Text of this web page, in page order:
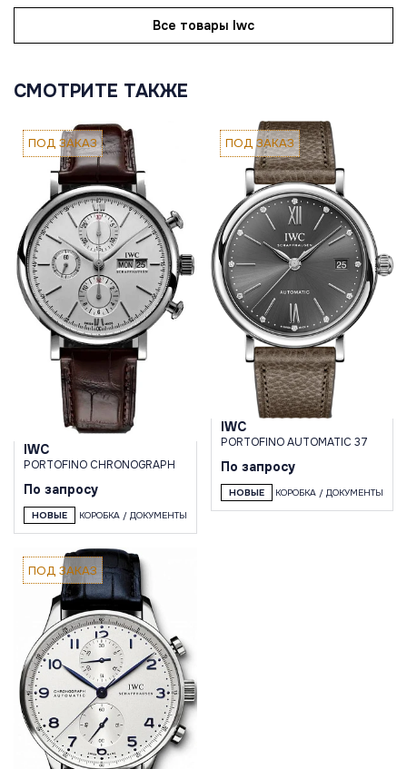
Все товары Iwc
СМОТРИТЕ ТАКЖЕ
ПОД ЗАКАЗ
IWC
PORTOFINO CHRONOGRAPH
По запросу
НОВЫЕ КОРОБКА / ДОКУМЕНТЫ
ПОД ЗАКАЗ
IWC
PORTOFINO AUTOMATIC 37
По запросу
НОВЫЕ КОРОБКА / ДОКУМЕНТЫ
ПОД ЗАКАЗ